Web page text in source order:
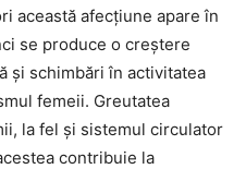
această afecțiune apare în
se produce o creștere
și schimbări în activitatea
femeii. Greutatea
la fel și sistemul circulator
contribuie la